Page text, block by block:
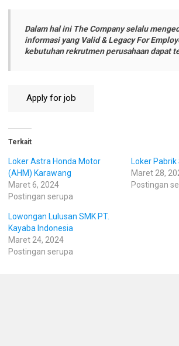
Dalam hal ini The Company selalu
informasi yang Valid & Legacy For
kebutuhan rekrutmen perusahaan dapat
Terkait
Loker Astra Honda Motor
(AHM) Karawang
Maret 6, 2024
Postingan serupa
Loker
Maret 28,
Postingan
Lowongan Lulusan SMK PT.
Kayaba Indonesia
Maret 24, 2024
Postingan serupa